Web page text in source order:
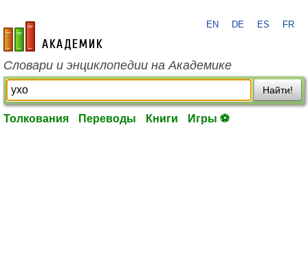
academic.ru
EN DE ES FR
Словари и энциклопедии на Академике
Найти!
Толкования Переводы Книги Игры ⚽